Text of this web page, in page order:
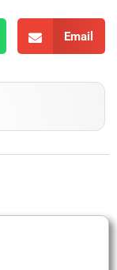
Email